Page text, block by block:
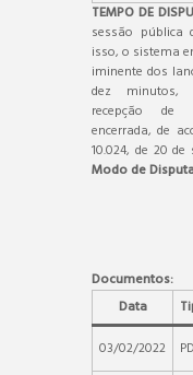
TEMPO DE
sessão pública
isso, o sistema
iminente dos
dez minutos,
recepção de
encerrada, de
10.024, de 20
Modo de Disputa
Documentos:
Data
03/02/2022